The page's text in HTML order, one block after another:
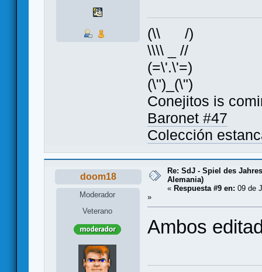
(\\ /)
\\\\ _ //
(=\'.\'=)
(\")_(\")
Conejitos is
Baronet #47
Colección
doom18
Moderador
Veterano
Re: SdJ - Spiel des
Alemania)
« Respuesta #9 en: 09 de
»
Ambos